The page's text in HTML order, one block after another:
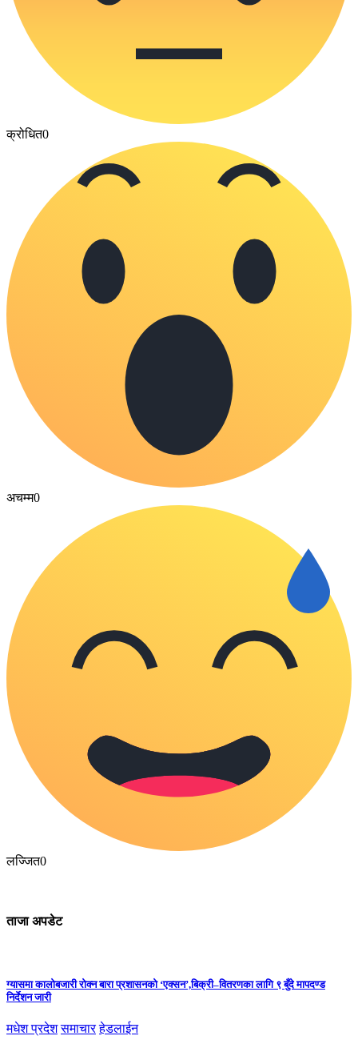
क्रोधित0
अचम्म0
लज्जित0
ताजा अपडेट
ग्यासमा कालोबजारी रोक्न बारा प्रशासनको ‘एक्सन’,बिक्री–वितरणका लागि ९ बुँदे मापदण्ड
निर्देशन जारी
मधेश प्रदेश समाचार हेडलाईन